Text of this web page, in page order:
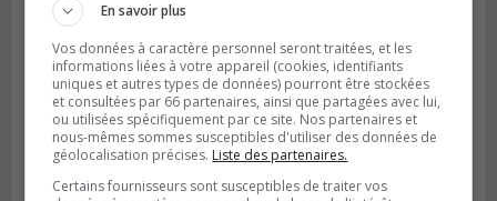
En savoir plus
Vos données à caractère personnel seront traitées, et les
informations liées à votre appareil (cookies, identifiants
uniques et autres types de données) pourront être stockées
et consultées par 66 partenaires, ainsi que partagées avec lui,
ou utilisées spécifiquement par ce site. Nos partenaires et
nous-mêmes sommes susceptibles d'utiliser des données de
géolocalisation précises. Liste des partenaires.
Certains fournisseurs sont susceptibles de traiter vos